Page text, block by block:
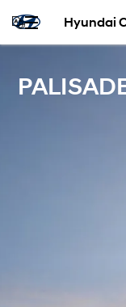
Hyundai